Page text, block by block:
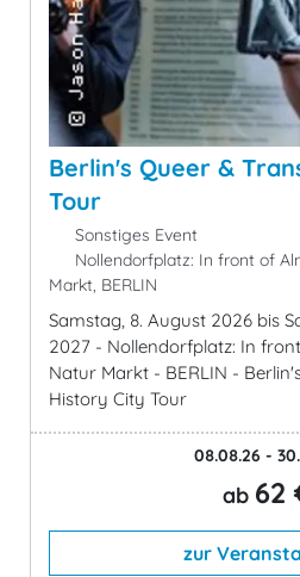
Berlin's Queer &
Tour
Sonstiges Event
Nollendorfplatz: In front of
Markt, BERLIN
Samstag, 8. August 2026 bis
2027 - Nollendorfplatz: In
Natur Markt - BERLIN -
History City Tour
08.08.26 -
ab 62
zur